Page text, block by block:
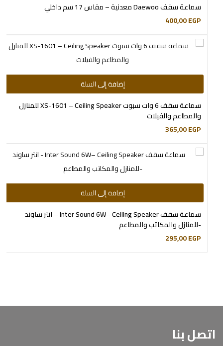
سماعة سقف Daewoo معدنية – مقاس 17 سم داخلي
400,00EGP
إضافة إلى السلة
سماعة سقف 6 وات سبوت XS-1601 – Ceiling Speaker للمنازل
والمطاعم والفيلات
365,00EGP
إضافة إلى السلة
سماعة سقف Inter Sound 6W– Ceiling Speaker – انتر ساوند
-للمنازل والمكاتب والمطاعم
295,00EGP
اتصل بنا